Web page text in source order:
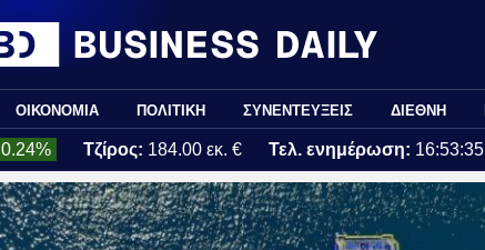
ΟΙΚΟΝΟΜΙΑ ΠΟΛΙΤΙΚΗ ΣΥΝΕΝΤΕΥΞΕΙΣ ΔΙΕΘΝΗ
0.24% Τζίρος: 184.00 εκ. € Τελ. ενημέρωση: 16:53:35